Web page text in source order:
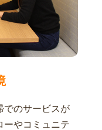
でのサービスが
ーやコミュニテ